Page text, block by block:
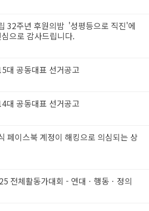
32주년 후원의밤 '성평등으로 직진'에
으로 감사드립니다.
대 공동대표 선거공고
대 공동대표 선거공고
페이스북 계정이 해킹으로 의심되는 상
전체활동가대회 - 연대ㆍ행동ㆍ정의